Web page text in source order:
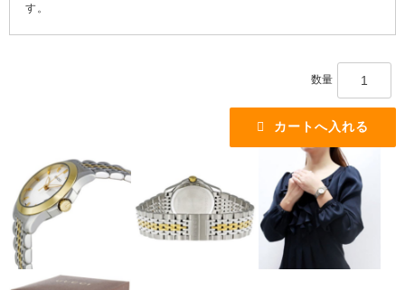
す。
数量